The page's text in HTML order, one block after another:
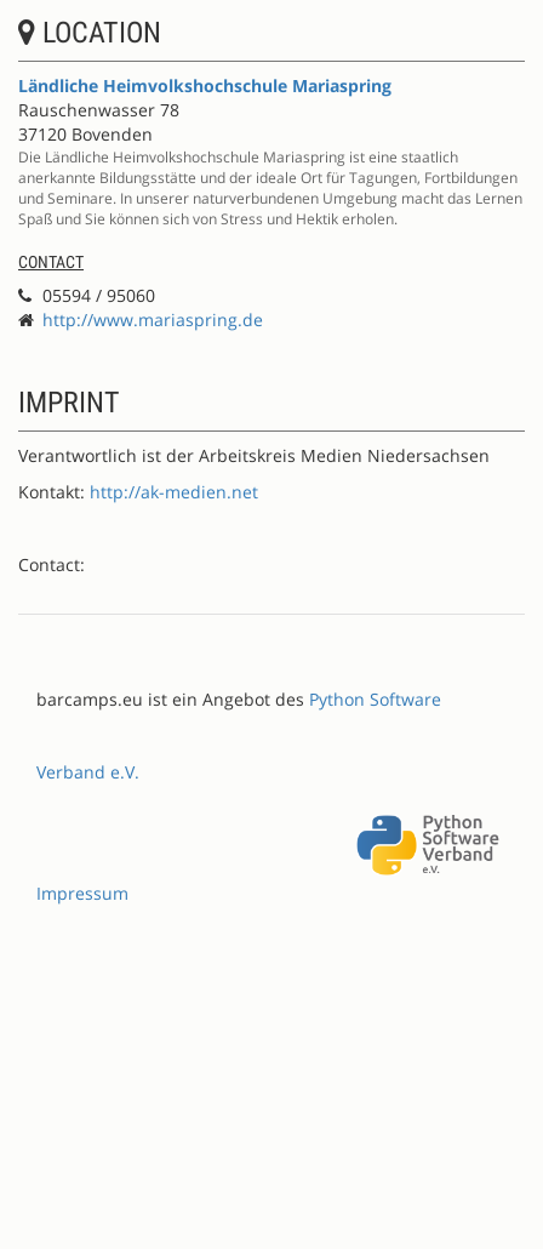
LOCATION
Ländliche Heimvolkshochschule Mariaspring
Rauschenwasser 78
37120 Bovenden
Die Ländliche Heimvolkshochschule Mariaspring ist eine staatlich
anerkannte Bildungsstätte und der ideale Ort für Tagungen, Fortbildungen
und Seminare. In unserer naturverbundenen Umgebung macht das Lernen
Spaß und Sie können sich von Stress und Hektik erholen.
CONTACT
05594 / 95060
http://www.mariaspring.de
IMPRINT
Verantwortlich ist der Arbeitskreis Medien Niedersachsen
Kontakt: http://ak-medien.net
Contact:
barcamps.eu ist ein Angebot des Python Software
Verband e.V.
Impressum